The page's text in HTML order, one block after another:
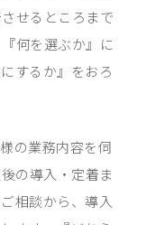
せるところまで
何を選ぶか』に
するか』をおろ
の業務内容を伺
の導入・定着ま
相談から、導入